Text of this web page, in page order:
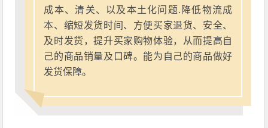
成本、清关、以及本土化问题.降低物流成
本、缩短发货时间、方便买家退货、安全、
及时发货，提升买家购物体验，从而提高自
己的商品销量及口碑。能为自己的商品做好
发货保障。